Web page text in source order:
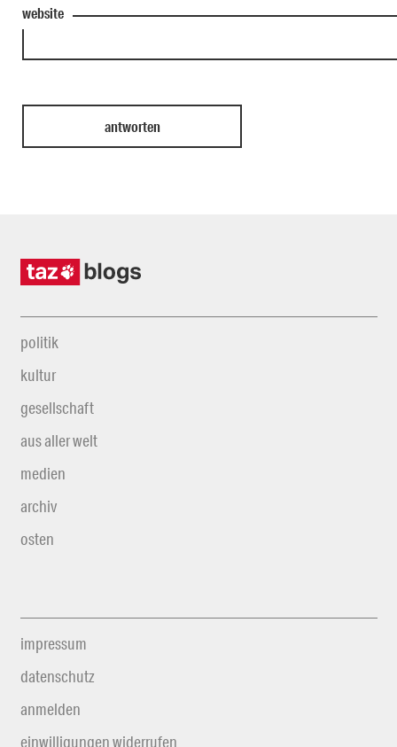
website
politik
kultur
gesellschaft
aus aller welt
medien
archiv
osten
impressum
datenschutz
anmelden
einwilligungen widerrufen